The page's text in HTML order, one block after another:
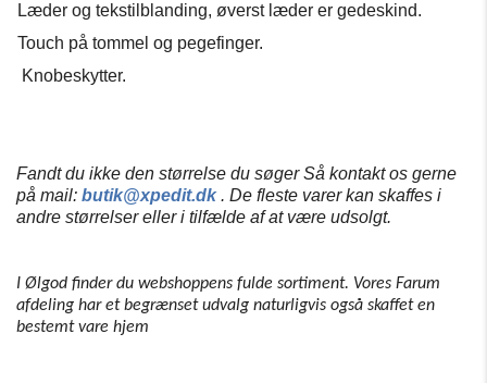
Læder og tekstilblanding, øverst læder er gedeskind.
Touch på tommel og pegefinger.
Knobeskytter.
Fandt du ikke den størrelse du søger Så kontakt os gerne
på mail: butik@xpedit.dk. De fleste varer kan skaffes i
andre størrelser eller i tilfælde af at være udsolgt.
I Ølgod finder du webshoppens fulde sortiment. Vores Farum
afdeling har et begrænset udvalg naturligvis også skaffet en
bestemt vare hjem